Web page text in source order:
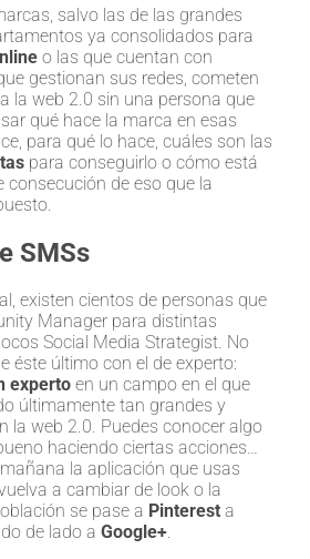
salvo las de las grandes
ya consolidados para
o las que cuentan con
gestionan sus redes, cometen
la web 2.0 sin una persona que
qué hace la marca en esas
para qué lo hace, cuáles son las
para conseguirlo o cómo está
consecución de eso que la
SMSs
existen cientos de personas que
Manager para distintas
Social Media Strategist. No
éste último con el de experto:
experto en un campo en el que
últimamente tan grandes y
la web 2.0. Puedes conocer algo
haciendo ciertas acciones…
la aplicación que usas
a cambiar de look o la
se pase a Pinterest a
de lado a Google+.